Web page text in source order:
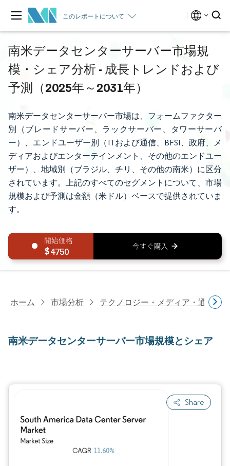
このレポートについて
南米データセンターサーバー市場規
模・シェア分析 - 成長トレンドおよび
予測（2025年～2031年）
南米データセンターサーバー市場は、フォームファクター
別（ブレードサーバー、ラックサーバー、タワーサーバ
ー）、エンドユーザー別（ITおよび通信、BFSI、政府、メ
ディアおよびエンターテインメント、その他のエンドユー
ザー）、地域別（ブラジル、チリ、その他の南米）に区分
されています。上記のすべてのセグメントについて、市場
規模および予測は金額（米ドル）ベースで提供されていま
す。
4750
ホーム 市場分析 テクノロジー・メディア・通信研
南米データセンターサーバー市場規模とシェア
Share